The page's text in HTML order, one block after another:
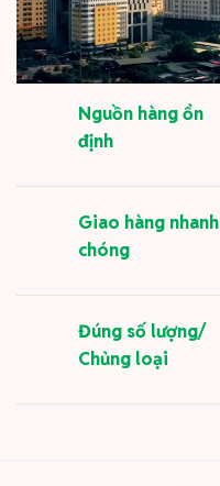
Nguồn hàng ổn
định
Giao hàng nhanh
chóng
Đúng số lượng/
Chủng loại